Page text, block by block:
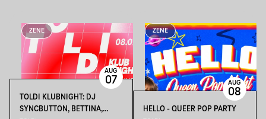
ZENE
TOLDI KLUBNIGHT: DJ
SYNCBUTTON, BETTINA,
AUG
07
ZENE
HELLO - QUEER POP PARTY
AUG
08